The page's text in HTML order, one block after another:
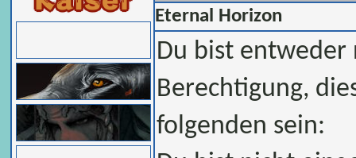
Eternal Horizon
Du bist
Berechtigung,
folgenden sein: